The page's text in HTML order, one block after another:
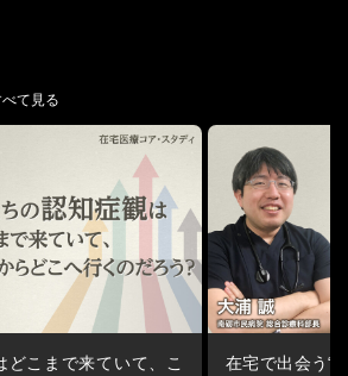
従業員が所属
しています。
の在宅患者をサポートしており、その包括
る活動や課題を共有するための『地域連携
的に開催しています。
な知識やノウハウを共有し、質の高いサー
みを推進しています。
て見る
こまで来ていて、こ
在宅で出会う“